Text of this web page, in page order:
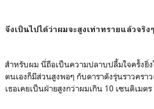
จึงเป็นไปได้ว่าผมจะสูงเท่าทรายแล้วจริงๆ
สำหรับผม นี่ถือเป็นความปลาบปลื้มใจครั้งยิ่
ตนเองก็มีส่วนสูงพอๆ กับดาราดังรุ่นราวครา
เธอเคยเป็นฝ่ายสูงกว่าผมเกิน 10 เซนติเมตร